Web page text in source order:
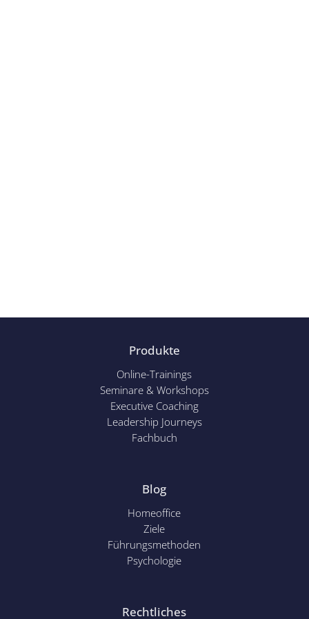
Produkte
Online-Trainings
Seminare & Workshops
Executive Coaching
Leadership Journeys
Fachbuch
Blog
Homeoffice
Ziele
Führungsmethoden
Psychologie
Rechtliches